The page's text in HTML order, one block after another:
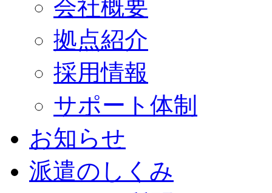
会社概要
拠点紹介
採用情報
サポート体制
お知らせ
派遣のしくみ